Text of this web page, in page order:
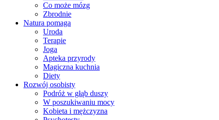
Co może mózg
Zbrodnie
Natura pomaga
Uroda
Terapie
Joga
Apteka przyrody
Magiczna kuchnia
Diety
Rozwój osobisty
Podróż w głąb duszy
W poszukiwaniu mocy
Kobieta i mężczyzna